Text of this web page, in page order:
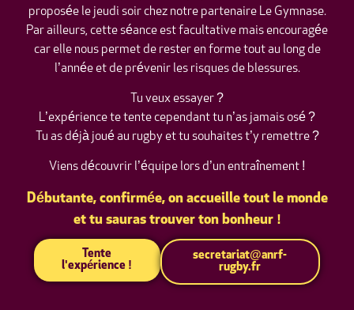
proposée le jeudi soir chez notre partenaire Le Gymnase.
Par ailleurs, cette séance est facultative mais encouragée
car elle nous permet de rester en forme tout au long de
l’année et de prévenir les risques de blessures.
Tu veux essayer ?
L’expérience te tente cependant tu n’as jamais osé ?
Tu as déjà joué au rugby et tu souhaites t’y remettre ?
Viens découvrir l’équipe lors d’un entraînement !
Débutante, confirmée, on accueille tout le monde
et tu sauras trouver ton bonheur !
Tente
l'expérience !
secretariat@anrf-
rugby.fr